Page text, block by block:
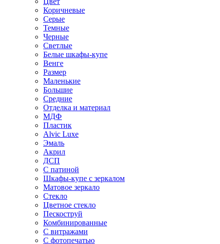
Коричневые
Серые
Темные
Черные
Светлые
Белые шкафы-купе
Венге
Размер
Маленькие
Большие
Средние
Отделка и материал
МДФ
Пластик
Alvic Luxe
Эмаль
Акрил
ДСП
С патиной
Шкафы-купе с зеркалом
Матовое зеркало
Стекло
Цветное стекло
Пескоструй
Комбинированные
С витражами
С фотопечатью